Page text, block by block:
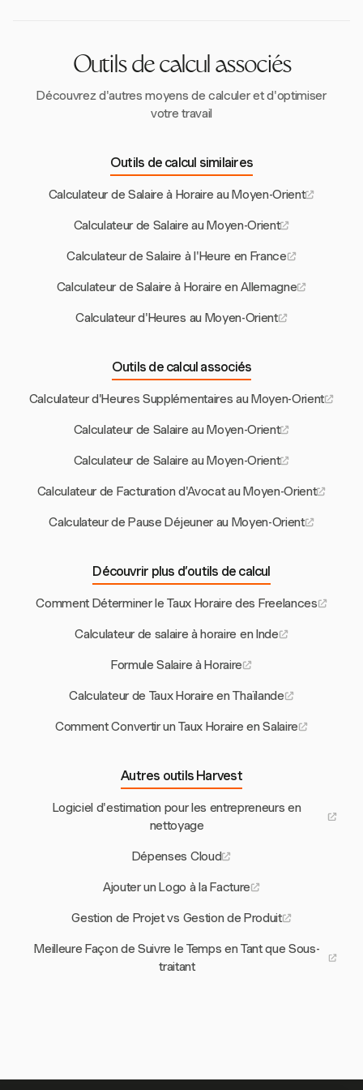
Outils de calcul associés
Découvrez d'autres moyens de calculer et d'optimiser
votre travail
Outils de calcul similaires
Calculateur de Salaire à Horaire au Moyen-Orient
Calculateur de Salaire au Moyen-Orient
Calculateur de Salaire à l'Heure en France
Calculateur de Salaire à Horaire en Allemagne
Calculateur d'Heures au Moyen-Orient
Outils de calcul associés
Calculateur d'Heures Supplémentaires au Moyen-Orient
Calculateur de Salaire au Moyen-Orient
Calculateur de Salaire au Moyen-Orient
Calculateur de Facturation d'Avocat au Moyen-Orient
Calculateur de Pause Déjeuner au Moyen-Orient
Découvrir plus d’outils de calcul
Comment Déterminer le Taux Horaire des Freelances
Calculateur de salaire à horaire en Inde
Formule Salaire à Horaire
Calculateur de Taux Horaire en Thaïlande
Comment Convertir un Taux Horaire en Salaire
Autres outils Harvest
Logiciel d'estimation pour les entrepreneurs en
nettoyage
Dépenses Cloud
Ajouter un Logo à la Facture
Gestion de Projet vs Gestion de Produit
Meilleure Façon de Suivre le Temps en Tant que Sous-
traitant